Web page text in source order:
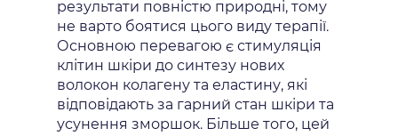
результати повністю природні, тому
не варто боятися цього виду терапії.
Основною перевагою є стимуляція
клітин шкіри до синтезу нових
волокон колагену та еластину, які
відповідають за гарний стан шкіри та
усунення зморшок. Більше того, цей